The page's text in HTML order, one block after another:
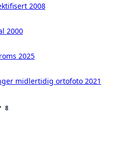
2008
2000
2025
midlertidig ortofoto 2021
8